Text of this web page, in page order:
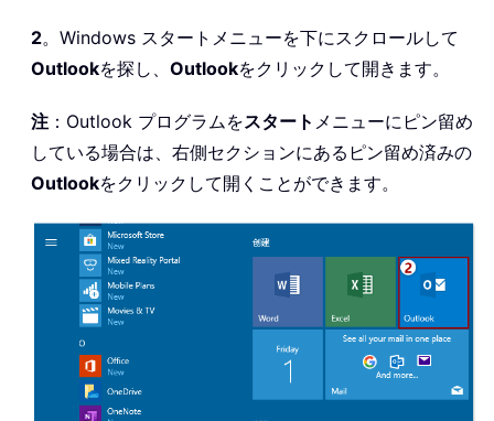
2。Windows スタートメニューを下にスクロールして
Outlookを探し、 Outlookをクリックして開きます。
注 ：Outlook プログラムをスタート メニューにピン留め
している場合は、右側セクションにあるピン留め済みの
Outlookをクリックして開くことができます。